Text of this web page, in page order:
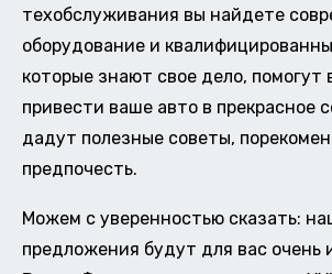
техобслуживания вы найдете
оборудование и
которые знают свое дело, помогут
привести ваше авто в прекрасное
дадут полезные советы,
предпочесть.
Можем с уверенностью сказать:
предложения будут для вас очень